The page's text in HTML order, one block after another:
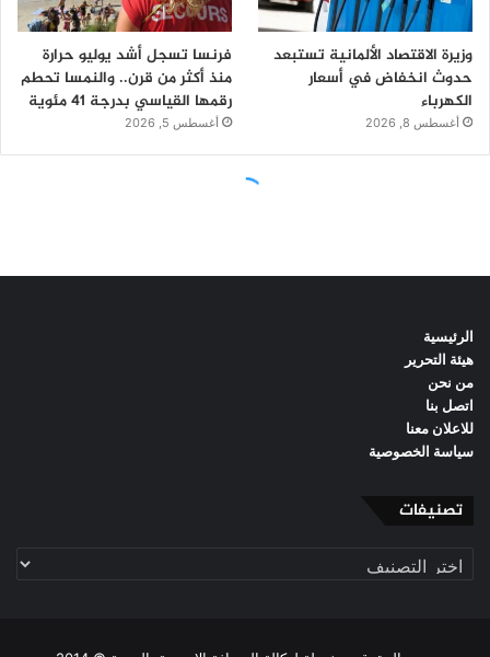
الرئيسية
هيئة التحرير
من نحن
اتصل بنا
للاعلان معنا
سياسة الخصوصية
تصنيفات
تصنيفات